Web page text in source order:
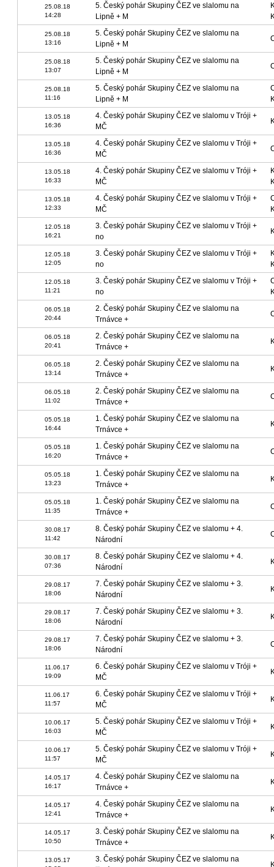
25.08.18
14:28
5. Český pohár Skupiny ČEZ ve slalomu na
Lipně + M
25.08.18
13:16
5. Český pohár Skupiny ČEZ ve slalomu na
Lipně + M
25.08.18
13:07
5. Český pohár Skupiny ČEZ ve slalomu na
Lipně + M
25.08.18
11:16
5. Český pohár Skupiny ČEZ ve slalomu na
Lipně + M
13.05.18
16:36
4. Český pohár Skupiny ČEZ ve slalomu v Tróji +
MČ
13.05.18
16:36
4. Český pohár Skupiny ČEZ ve slalomu v Tróji +
MČ
13.05.18
16:33
4. Český pohár Skupiny ČEZ ve slalomu v Tróji +
MČ
13.05.18
12:33
4. Český pohár Skupiny ČEZ ve slalomu v Tróji +
MČ
12.05.18
16:21
3. Český pohár Skupiny ČEZ ve slalomu v Tróji +
no
12.05.18
12:05
3. Český pohár Skupiny ČEZ ve slalomu v Tróji +
no
12.05.18
11:21
3. Český pohár Skupiny ČEZ ve slalomu v Tróji +
no
06.05.18
20:44
2. Český pohár Skupiny ČEZ ve slalomu na
Trnávce +
06.05.18
20:41
2. Český pohár Skupiny ČEZ ve slalomu na
Trnávce +
06.05.18
13:14
2. Český pohár Skupiny ČEZ ve slalomu na
Trnávce +
06.05.18
11:02
2. Český pohár Skupiny ČEZ ve slalomu na
Trnávce +
05.05.18
16:44
1. Český pohár Skupiny ČEZ ve slalomu na
Trnávce +
05.05.18
16:20
1. Český pohár Skupiny ČEZ ve slalomu na
Trnávce +
05.05.18
13:23
1. Český pohár Skupiny ČEZ ve slalomu na
Trnávce +
05.05.18
11:35
1. Český pohár Skupiny ČEZ ve slalomu na
Trnávce +
30.08.17
11:42
8. Český pohár Skupiny ČEZ ve slalomu + 4.
Národní
30.08.17
07:36
8. Český pohár Skupiny ČEZ ve slalomu + 4.
Národní
29.08.17
18:06
7. Český pohár Skupiny ČEZ ve slalomu + 3.
Národní
29.08.17
18:06
7. Český pohár Skupiny ČEZ ve slalomu + 3.
Národní
29.08.17
18:06
7. Český pohár Skupiny ČEZ ve slalomu + 3.
Národní
11.06.17
19:09
6. Český pohár Skupiny ČEZ ve slalomu v Tróji +
MČ
11.06.17
11:57
6. Český pohár Skupiny ČEZ ve slalomu v Tróji +
MČ
10.06.17
16:03
5. Český pohár Skupiny ČEZ ve slalomu v Tróji +
MČ
10.06.17
11:57
5. Český pohár Skupiny ČEZ ve slalomu v Tróji +
MČ
14.05.17
16:17
4. Český pohár Skupiny ČEZ ve slalomu na
Trnávce +
14.05.17
12:41
4. Český pohár Skupiny ČEZ ve slalomu na
Trnávce +
14.05.17
10:50
3. Český pohár Skupiny ČEZ ve slalomu na
Trnávce +
13.05.17
3. Český pohár Skupiny ČEZ ve slalomu na